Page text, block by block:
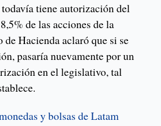
tiene autorización del
de las acciones de la
Hacienda aclaró que si se
pasaría nuevamente por un
en el legislativo, tal
y bolsas de Latam